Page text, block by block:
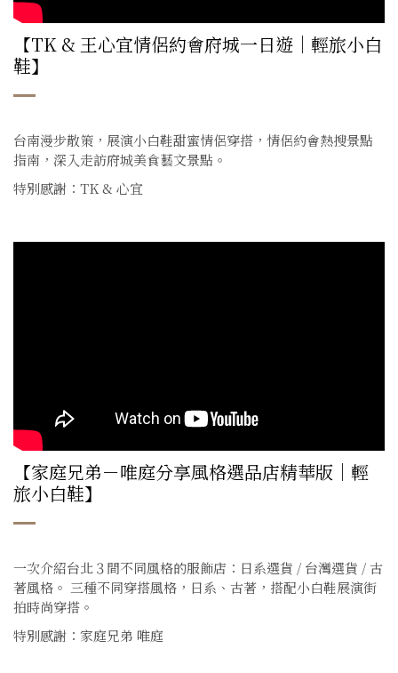
【TK & 王心宜情侶約會府城一日遊｜輕旅小白
鞋】
台南漫步散策，展演小白鞋甜蜜情侶穿搭，情侶約會熱搜景點
指南，深入走訪府城美食藝文景點。
特別感謝：TK & 心宜
【家庭兄弟－唯庭分享風格選品店精華版｜輕
旅小白鞋】
一次介紹台北３間不同風格的服飾店：日系選貨 / 台灣選貨 / 古
著風格。 三種不同穿搭風格，日系、古著，搭配小白鞋展演街
拍時尚穿搭。
特別感謝：家庭兄弟 唯庭